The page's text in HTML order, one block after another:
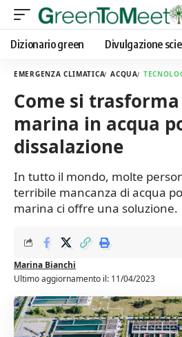
Dizionario green Divulgazione
EMERGENZA CLIMATICA ACQUA
Come si trasforma
marina in acqua
dissalazione
In tutto il mondo, molte
terribile mancanza di acqua
marina ci offre una soluzione.
Ultimo aggiornamento il: 11/04/2023
Marina Bianchi